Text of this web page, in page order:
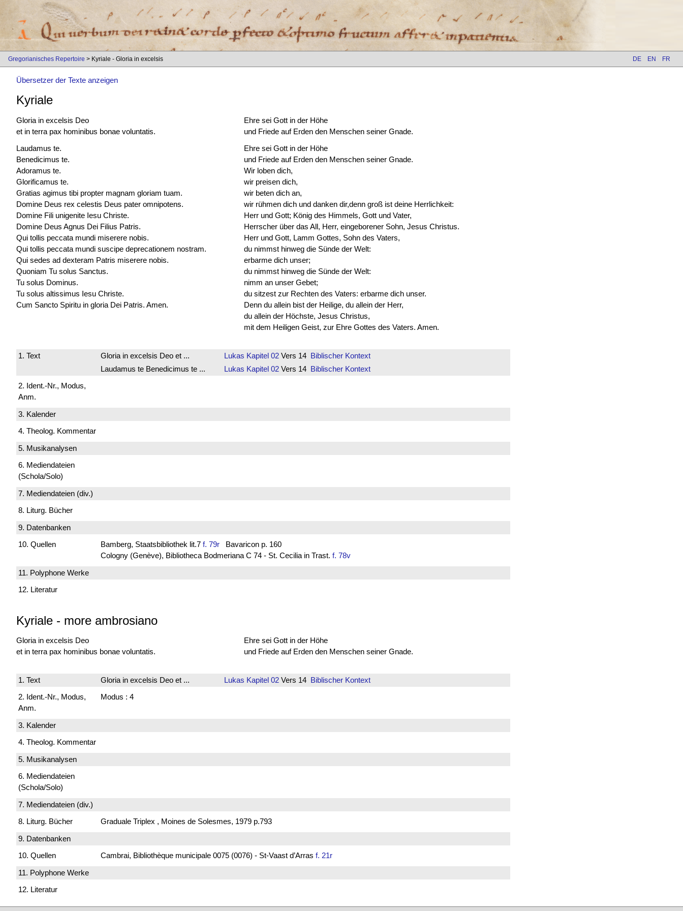
Gregorianisches Repertoire > Kyriale - Gloria in excelsis DE EN FR
Übersetzer der Texte anzeigen
Kyriale
Gloria in excelsis Deo
et in terra pax hominibus bonae voluntatis.
Ehre sei Gott in der Höhe
und Friede auf Erden den Menschen seiner Gnade.
Laudamus te.
Benedicimus te.
Adoramus te.
Glorificamus te.
Gratias agimus tibi propter magnam gloriam tuam.
Domine Deus rex celestis Deus pater omnipotens.
Domine Fili unigenite Iesu Christe.
Domine Deus Agnus Dei Filius Patris.
Qui tollis peccata mundi miserere nobis.
Qui tollis peccata mundi suscipe deprecationem nostram.
Qui sedes ad dexteram Patris miserere nobis.
Quoniam Tu solus Sanctus.
Tu solus Dominus.
Tu solus altissimus Iesu Christe.
Cum Sancto Spiritu in gloria Dei Patris. Amen.
Ehre sei Gott in der Höhe
und Friede auf Erden den Menschen seiner Gnade.
Wir loben dich,
wir preisen dich,
wir beten dich an,
wir rühmen dich und danken dir,denn groß ist deine Herrlichkeit:
Herr und Gott; König des Himmels, Gott und Vater,
Herrscher über das All, Herr, eingeborener Sohn, Jesus Christus.
Herr und Gott, Lamm Gottes, Sohn des Vaters,
du nimmst hinweg die Sünde der Welt:
erbarme dich unser;
du nimmst hinweg die Sünde der Welt:
nimm an unser Gebet;
du sitzest zur Rechten des Vaters: erbarme dich unser.
Denn du allein bist der Heilige, du allein der Herr,
du allein der Höchste, Jesus Christus,
mit dem Heiligen Geist, zur Ehre Gottes des Vaters. Amen.
1. Text Gloria in excelsis Deo et ... Lukas Kapitel 02Vers 14 Biblischer Kontext
Laudamus te Benedicimus te ...
Lukas Kapitel 02Vers 14 Biblischer Kontext
2. Ident.-Nr., Modus,
Anm.
3. Kalender
4. Theolog. Kommentar
5. Musikanalysen
6. Mediendateien
(Schola/Solo)
7. Mediendateien (div.)
8. Liturg. Bücher
9. Datenbanken
10. Quellen
Bamberg, Staatsbibliothek lit.7 f. 79rBavaricon p. 160
Cologny (Genève), Bibliotheca Bodmeriana C 74 - St. Cecilia in Trast. f. 78v
11. Polyphone Werke
12. Literatur
Kyriale - more ambrosiano
Gloria in excelsis Deo
et in terra pax hominibus bonae voluntatis.
Ehre sei Gott in der Höhe
und Friede auf Erden den Menschen seiner Gnade.
1. Text Gloria in excelsis Deo et ... Lukas Kapitel 02Vers 14 Biblischer Kontext
2. Ident.-Nr., Modus,
Anm.
Modus : 4
3. Kalender
4. Theolog. Kommentar
5. Musikanalysen
6. Mediendateien
(Schola/Solo)
7. Mediendateien (div.)
8. Liturg. Bücher
Graduale Triplex , Moines de Solesmes, 1979 p.793
9. Datenbanken
10. Quellen
Cambrai, Bibliothèque municipale 0075 (0076) - St-Vaast d’Arras f. 21r
11. Polyphone Werke
12. Literatur